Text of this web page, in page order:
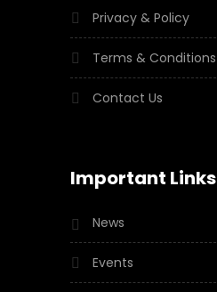
Privacy & Policy
Terms & Conditions
Contact Us
Important Links
News
Events